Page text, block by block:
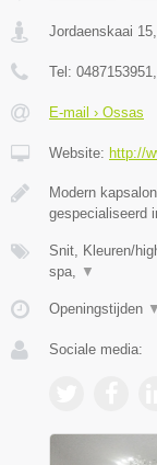
Jordaenskaai 15
Tel: 0487153951
E-mail › Ossas
Website: http://
Modern
gespecialiseerd
Snit, Kleuren/
spa,
▼
Openingstijden ▼
Sociale media: